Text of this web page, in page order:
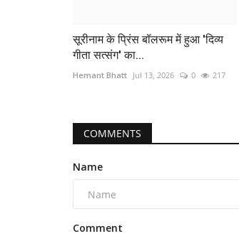
सूरीनाम के प्रिंस बॉलरूम में हुआ 'दिव्य
गीता सत्संग' का...
Hemant Bhatt Jul 13, 2026 0 217
COMMENTS
Name
Comment